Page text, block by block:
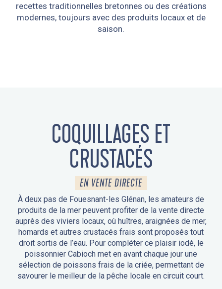
recettes traditionnelles bretonnes ou des créations
modernes, toujours avec des produits locaux et de
saison.
MARCHÉS
COQUILLAGES ET
CRUSTACÉS
EN VENTE DIRECTE
À deux pas de Fouesnant-les Glénan, les amateurs de
produits de la mer peuvent profiter de la vente directe
auprès des viviers locaux, où huîtres, araignées de mer,
homards et autres crustacés frais sont proposés tout
droit sortis de l’eau. Pour compléter ce plaisir iodé, le
poissonnier Cabioch met en avant chaque jour une
sélection de poissons frais de la criée, permettant de
savourer le meilleur de la pêche locale en circuit court.